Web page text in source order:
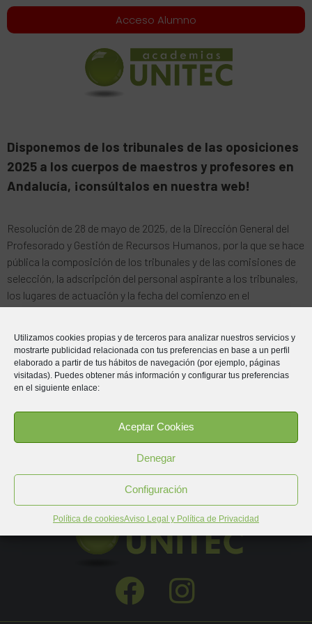
Utilizamos cookies propias y de terceros para analizar nuestros servicios y
mostrarte publicidad relacionada con tus preferencias en base a un perfil
elaborado a partir de tus hábitos de navegación (por ejemplo, páginas
visitadas). Puedes obtener más información y configurar tus preferencias
en el siguiente enlace:
Aceptar Cookies
Denegar
Configuración
Política de cookiesAviso Legal y Política de Privacidad
Acceso Alumno
Disponemos de los tribunales de las oposiciones
2025 a los cuerpos de maestros y profesores en
Andalucía, ¡consúltalos en nuestra web!
Resolución de 28 de mayo de 2025, de la Dirección General del
Profesorado y Gestión de Recursos Humanos, por la que se hace
pública la composición de los tribunales y de las comisiones de
selección, la adscripción del personal aspirante a los tribunales,
los lugares de actuación y la fecha del comienzo en el
procedimiento selectivo convocado por Orden de la Consejería
febrero de 2025.
(Pendiente de publicación en BOJA)